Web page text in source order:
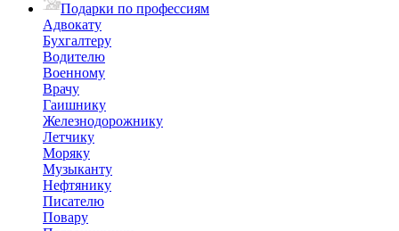
Подарки по профессиям
Адвокату
Бухгалтеру
Водителю
Военному
Врачу
Гаишнику
Железнодорожнику
Летчику
Моряку
Музыканту
Нефтянику
Писателю
Повару